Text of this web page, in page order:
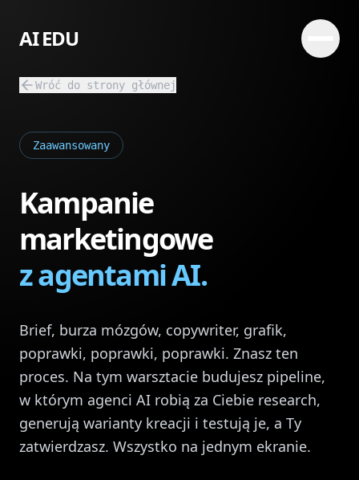
AI EDU
Wróć do strony głównej
Zaawansowany
Kampanie
marketingowe
z agentami AI.
Brief, burza mózgów, copywriter, grafik,
poprawki, poprawki, poprawki. Znasz ten
proces. Na tym warsztacie budujesz pipeline,
w którym agenci AI robią za Ciebie research,
generują warianty kreacji i testują je, a Ty
zatwierdzasz. Wszystko na jednym ekranie.